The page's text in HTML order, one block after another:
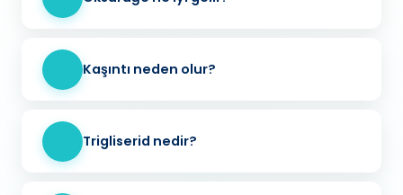
Kaşıntı neden olur?
Trigliserid nedir?